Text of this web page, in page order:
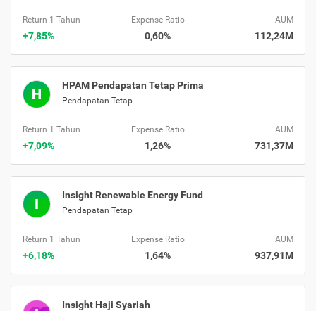
Return 1 Tahun
+7,85%
Expense Ratio
0,60%
AUM
112,24M
H
HPAM Pendapatan Tetap Prima
Pendapatan Tetap
Return 1 Tahun
+7,09%
Expense Ratio
1,26%
AUM
731,37M
I
Insight Renewable Energy Fund
Pendapatan Tetap
Return 1 Tahun
+6,18%
Expense Ratio
1,64%
AUM
937,91M
Insight Haji Syariah